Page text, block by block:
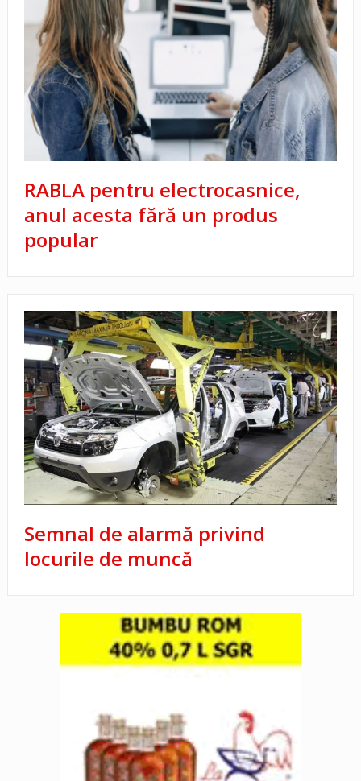
RABLA pentru electrocasnice,
anul acesta fără un produs
popular
Semnal de alarmă privind
locurile de muncă